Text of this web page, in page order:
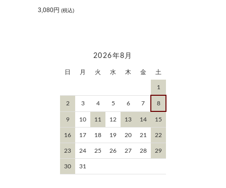
3,080円 (税込)
2026年8月
日 月 火 水 木 金 土
1
2 3 4 5 6 7 8
9 10 11 12 13 14 15
16 17 18 19 20 21 22
23 24 25 26 27 28 29
30 31